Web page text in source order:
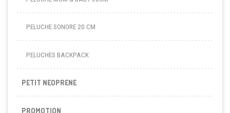
PELUCHE SONORE 20 CM
PELUCHES BACKPACK
PETIT NEOPRENE
PROMOTION